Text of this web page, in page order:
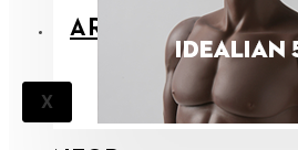
ARCHIVES
X